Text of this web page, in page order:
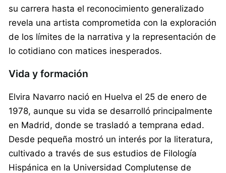
su carrera hasta el reconocimiento generalizado
revela una artista comprometida con la exploración
de los límites de la narrativa y la representación de
lo cotidiano con matices inesperados.
Vida y formación
Elvira Navarro nació en Huelva el 25 de enero de
1978, aunque su vida se desarrolló principalmente
en Madrid, donde se trasladó a temprana edad.
Desde pequeña mostró un interés por la literatura,
cultivado a través de sus estudios de Filología
Hispánica en la Universidad Complutense de